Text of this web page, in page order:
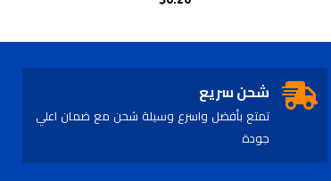
5
شحن سريع
تمتع بأفضل واسرع وسيلة شحن مع ضمان اعلي
جودة